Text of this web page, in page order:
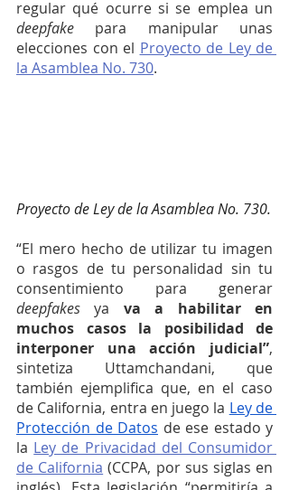
deepfake para manipular unas
elecciones con el Proyecto de Ley de
la Asamblea No. 730.
Proyecto de Ley de la Asamblea No. 730.
“El mero hecho de utilizar tu imagen
o rasgos de tu personalidad sin tu
deepfakes ya va a habilitar en
muchos casos la posibilidad de
interponer una acción judicial”,
sintetiza Uttamchandani, que
también ejemplifica que, en el caso
de California, entra en juego la Ley de
Protección de Datos de ese estado y
la Ley de Privacidad del Consumidor
de California (CCPA, por sus siglas en